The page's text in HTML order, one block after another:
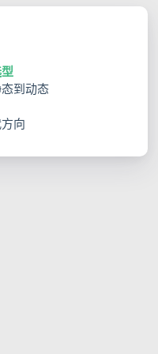
到动态
建
步集成
态熔断器中间件
向